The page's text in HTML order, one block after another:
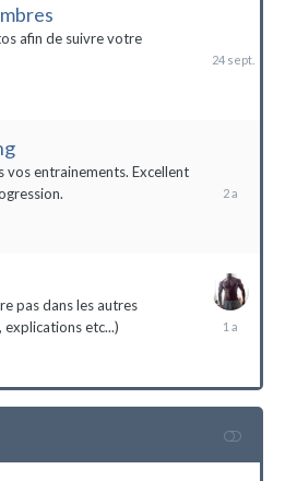
afin de suivre votre
2023
vos entrainements. Excellent
2022
pas dans les autres
explications etc...)
10